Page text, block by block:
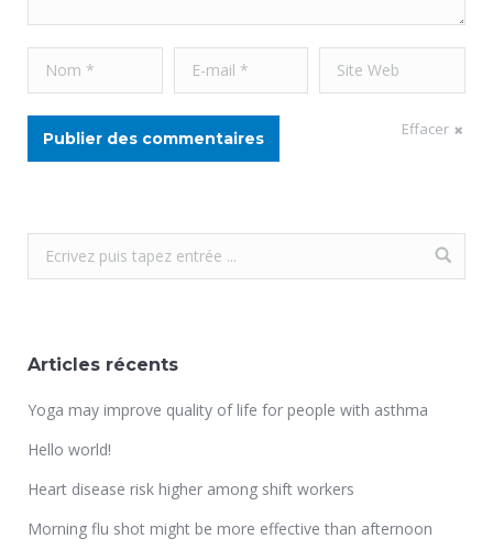
Nom * E-mail * Site Web
Effacer
Publier des commentaires
Articles récents
Yoga may improve quality of life for people with asthma
Hello world!
Heart disease risk higher among shift workers
Morning flu shot might be more effective than afternoon